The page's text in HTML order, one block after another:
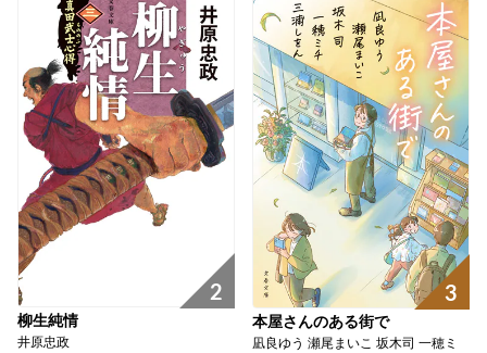
2
柳生純情
井原忠政
3
本屋さんのある街で
凪良ゆう 瀬尾まいこ 坂木司 一穂ミ